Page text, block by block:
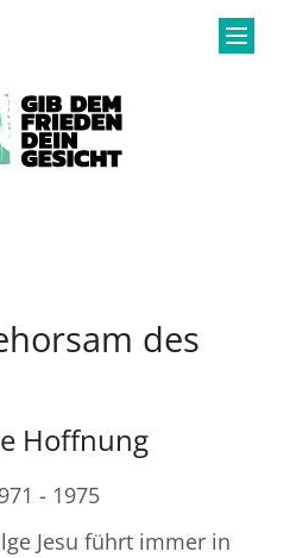
des
Hoffnung
- 1975
Jesu führt immer in